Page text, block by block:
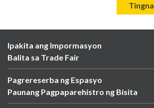
Ipakita ang Impormasyon
Balita sa Trade Fair
Pagrereserba ng Espasyo
Paunang Pagpaparehistro ng Bisita